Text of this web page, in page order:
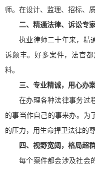
师。在设计、监理、招标、
二、精通法律、诉讼专家
执业律师二十年来，精
诉颇丰。好多案件，法官
料。
三、专业精诚，用心办案
在办理各种法律事务过
的事当作自己的事来办。为
的压力，用生命捍卫法律的尊
四、视野宽阔，格局超群
每个案件都会涉及社会